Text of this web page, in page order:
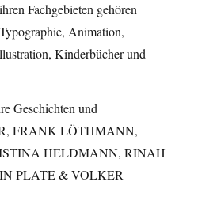
Fachgebieten gehören
Animation,
Kinderbücher und
Geschichten und
FRANK LÖTHMANN,
HELDMANN, RINAH
PLATE & VOLKER